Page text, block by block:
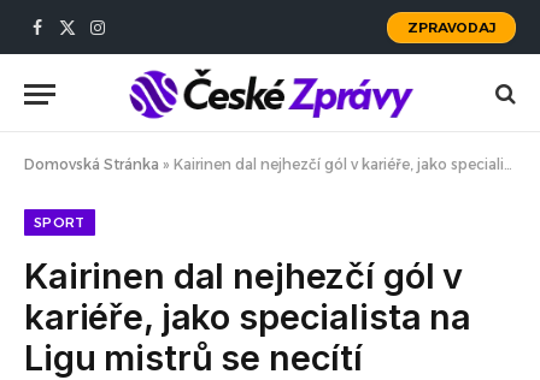
Facebook
X
Instagram
ZPRAVODAJ
Domovská Stránka » Kairinen dal nejhezčí gól v kariéře, jako specialista na Ligu mistrů se necítí
SPORT
Kairinen dal nejhezčí gól v
kariéře, jako specialista na
Ligu mistrů se necítí